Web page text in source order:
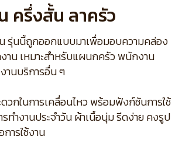
ครึ่งสั้น ลาครัว
รุ่นนี้ถูกออกแบบมาเพื่อมอบความคล่อง
าน เหมาะสำหรับแผนกครัว พนักงาน
านบริการอื่น ๆ
วกในการเคลื่อนไหว พร้อมฟังก์ชันการใช้
ทำงานประจำวัน ผ้าเนื้อนุ่ม รีดง่าย คงรูป
ารใช้งาน